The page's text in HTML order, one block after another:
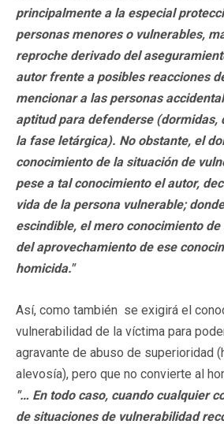
principalmente a la especial
personas menores o vulnerables,
reproche derivado del
autor frente a posibles reacciones
mencionar a las personas
aptitud para defenderse (dormidas,
la fase letárgica). No obstante, el
conocimiento de la situación de
pese a tal conocimiento el autor,
vida de la persona vulnerable;
escindible, el mero conocimiento
del aprovechamiento de ese
homicida."
Así, como también se exigirá el
vulnerabilidad de la víctima para
agravante de abuso de superioridad
alevosía), pero que no convierte al
"… En todo caso, cuando cualquier
de situaciones de vulnerabilidad